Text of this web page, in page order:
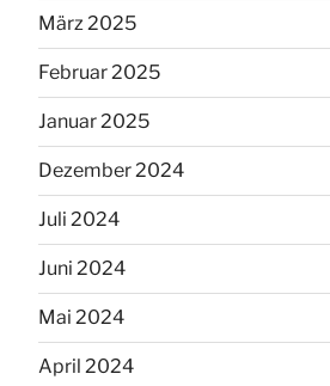
März 2025
Februar 2025
Januar 2025
Dezember 2024
Juli 2024
Juni 2024
Mai 2024
April 2024